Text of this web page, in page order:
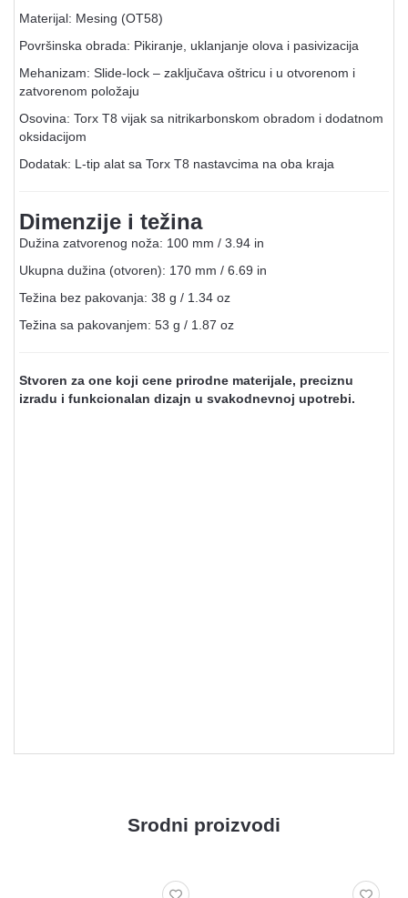
Materijal: Mesing (OT58)
Površinska obrada: Pikiranje, uklanjanje olova i pasivizacija
Mehanizam: Slide-lock – zaključava oštricu i u otvorenom i
zatvorenom položaju
Osovina: Torx T8 vijak sa nitrikarbonskom obradom i dodatnom
oksidacijom
Dodatak: L-tip alat sa Torx T8 nastavcima na oba kraja
Dimenzije i težina
Dužina zatvorenog noža: 100 mm / 3.94 in
Ukupna dužina (otvoren): 170 mm / 6.69 in
Težina bez pakovanja: 38 g / 1.34 oz
Težina sa pakovanjem: 53 g / 1.87 oz
Stvoren za one koji cene prirodne materijale, preciznu
izradu i funkcionalan dizajn u svakodnevnoj upotrebi.
Srodni proizvodi